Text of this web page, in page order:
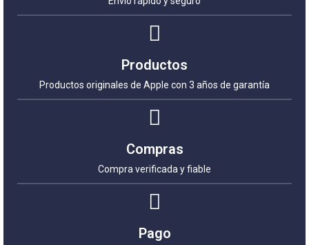
Productos
Productos originales de Apple con 3 años de garantía
Compras
Compra verificada y fiable
Pago